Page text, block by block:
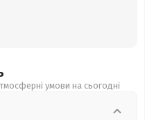
умови на сьогодні